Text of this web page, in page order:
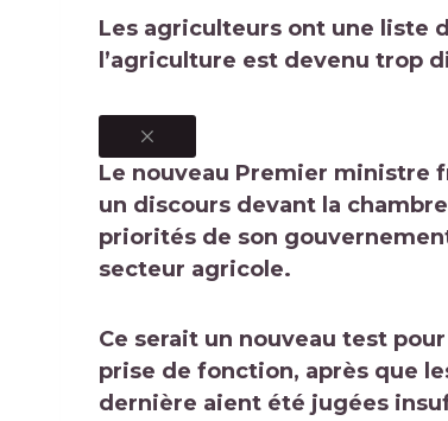
Les agriculteurs ont une liste
l’agriculture est devenu trop
Le nouveau Premier ministre
un discours devant la
priorités de son
secteur agricole.
Ce serait un nouveau test
prise de fonction, après que
dernière aient été jugées